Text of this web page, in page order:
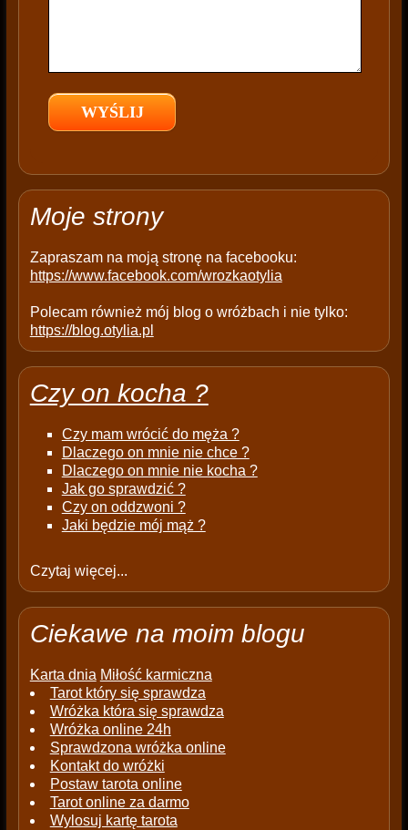
e
e
p
y
Moje strony
Zapraszam na moją stronę na facebooku:
https://www.facebook.com/wrozkaotylia
Polecam również mój blog o wróżbach i nie tylko:
https://blog.otylia.pl
Czy on kocha ?
Czy mam wrócić do męża ?
Dlaczego on mnie nie chce ?
Dlaczego on mnie nie kocha ?
Jak go sprawdzić ?
Czy on oddzwoni ?
Jaki będzie mój mąż ?
Czytaj więcej...
Ciekawe na moim blogu
Karta dnia Miłość karmiczna
Tarot który się sprawdza
Wróżka która się sprawdza
Wróżka online 24h
Sprawdzona wróżka online
Kontakt do wróżki
Postaw tarota online
Tarot online za darmo
Wylosuj kartę tarota